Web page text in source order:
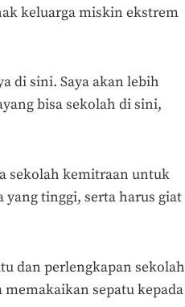
keluarga miskin ekstrem
di sini. Saya akan lebih
bisa sekolah di sini,
sekolah kemitraan untuk
tinggi, serta harus giat
dan perlengkapan sekolah
sepatu kepada